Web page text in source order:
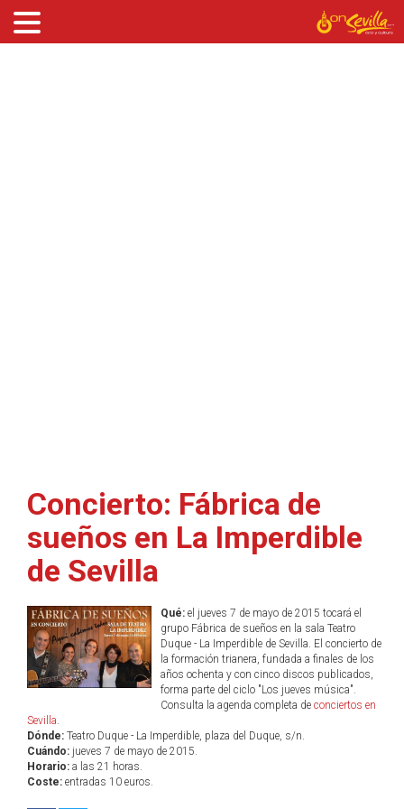
Concierto: Fábrica de
sueños en La Imperdible
de Sevilla
Qué:el jueves 7 de mayo de 2015 tocará el
grupo Fábrica de sueños en la sala Teatro
Duque - La Imperdible de Sevilla. El concierto de
la formación trianera, fundada a finales de los
años ochenta y con cinco discos publicados,
forma parte del ciclo "Los jueves música".
Consulta la agenda completa de conciertos en
Sevilla.
Dónde: Teatro Duque - La Imperdible, plaza del Duque, s/n.
Cuándo: jueves 7 de mayo de 2015.
Horario: a las 21 horas.
Coste: entradas 10 euros.